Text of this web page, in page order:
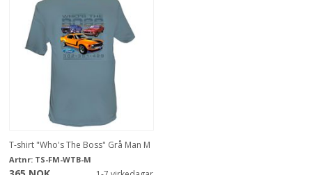
T-shirt "Who's The Boss" Grå Man M
Artnr: TS-FM-WTB-M